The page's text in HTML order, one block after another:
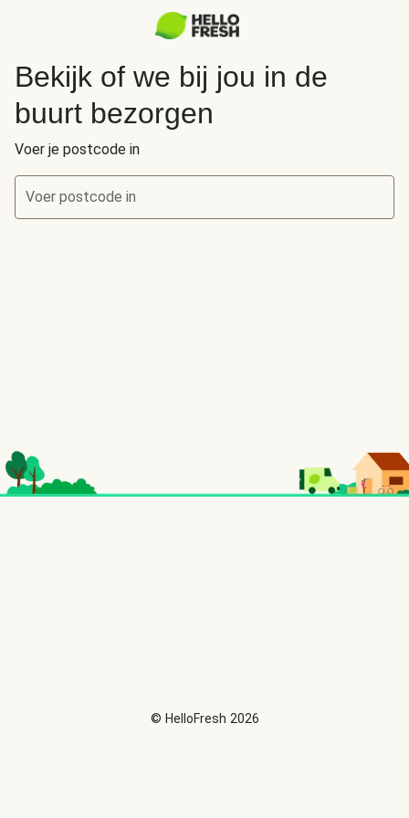
Bekijk of we bij jou in de
buurt bezorgen
Voer je postcode in
Voer postcode in
© HelloFresh 2026